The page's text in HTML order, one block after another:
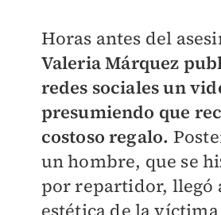
Horas antes del
Valeria Márquez
redes sociales un
presumiendo que
costoso regalo.
un hombre, que se
por repartidor, llegó